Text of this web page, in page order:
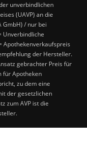
unverbindlichen
(UAVP) an die
GmbH) / nur bei
Unverbindliche
Apothekenverkaufspreis
der Hersteller.
gebrachter Preis für
für Apotheken
zu dem eine
der gesetzlichen
zum AVP ist die